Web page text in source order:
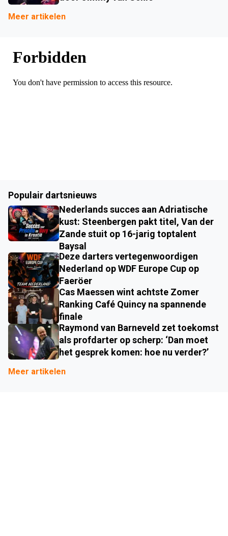
Meer artikelen
Populair dartsnieuws
Nederlands succes aan Adriatische
kust: Steenbergen pakt titel, Van der
Zande stuit op 16-jarig toptalent
Baysal
Deze darters vertegenwoordigen
Nederland op WDF Europe Cup op
Faeröer
Cas Maessen wint achtste Zomer
Ranking Café Quincy na spannende
finale
Raymond van Barneveld zet toekomst
als profdarter op scherp: ‘Dan moet
het gesprek komen: hoe nu verder?’
Meer artikelen